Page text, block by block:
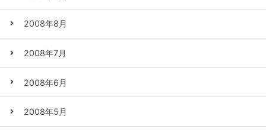
2008年8月
2008年7月
2008年6月
2008年5月